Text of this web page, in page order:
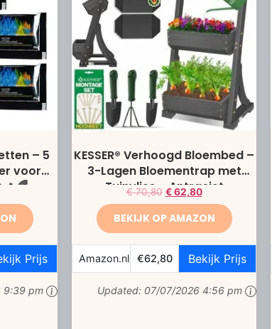
– 5
voor
🔥🌈
Prijs
9:39 pm
KESSER® Verhoogd Bloembed –
3-Lagen Bloementrap met
Tuinvlies – Antraciet
€70,80 €62,80
BEKIJK OP AMAZON
Amazon.nl €62,80 Bekijk Prijs
Updated: 07/07/2026 4:56 pm